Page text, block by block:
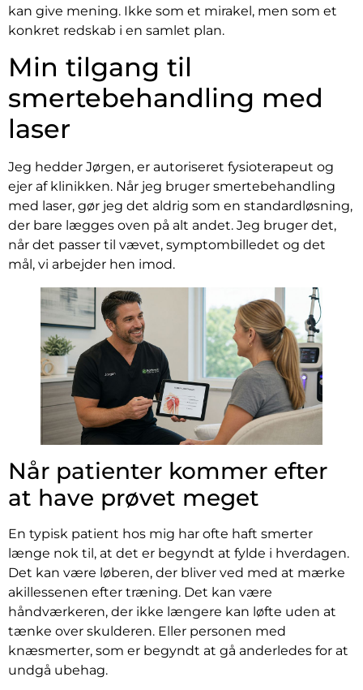
kan give mening. Ikke som et mirakel, men som et
konkret redskab i en samlet plan.
Min tilgang til
smertebehandling med
laser
Jeg hedder Jørgen, er autoriseret fysioterapeut og
ejer af klinikken. Når jeg bruger smertebehandling
med laser, gør jeg det aldrig som en standardløsning,
der bare lægges oven på alt andet. Jeg bruger det,
når det passer til vævet, symptombilledet og det
mål, vi arbejder hen imod.
Når patienter kommer efter
at have prøvet meget
En typisk patient hos mig har ofte haft smerter
længe nok til, at det er begyndt at fylde i hverdagen.
Det kan være løberen, der bliver ved med at mærke
akillessenen efter træning. Det kan være
håndværkeren, der ikke længere kan løfte uden at
tænke over skulderen. Eller personen med
knæsmerter, som er begyndt at gå anderledes for at
undgå ubehag.